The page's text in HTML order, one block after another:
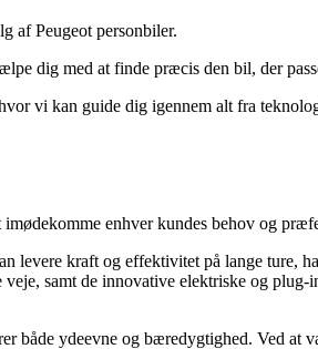
af Peugeot personbiler.
dig med at finde præcis den bil, der
vi kan guide dig igennem alt fra
enhver kundes behov og
levere kraft og effektivitet på lange ture,
samt de innovative elektriske og
både ydeevne og bæredygtighed. Ved at